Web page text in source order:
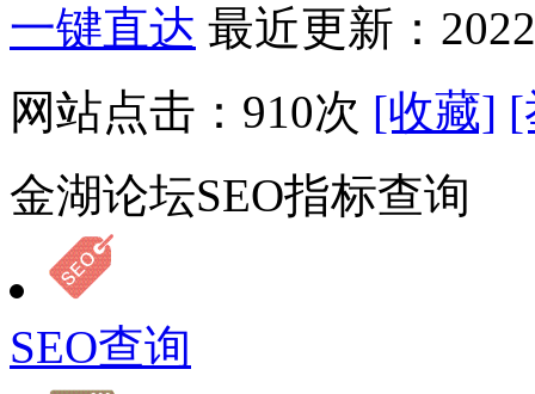
一键直达 最近更新：
网站点击： 910次 [收藏] [
金湖论坛SEO指标查询
SEO查询